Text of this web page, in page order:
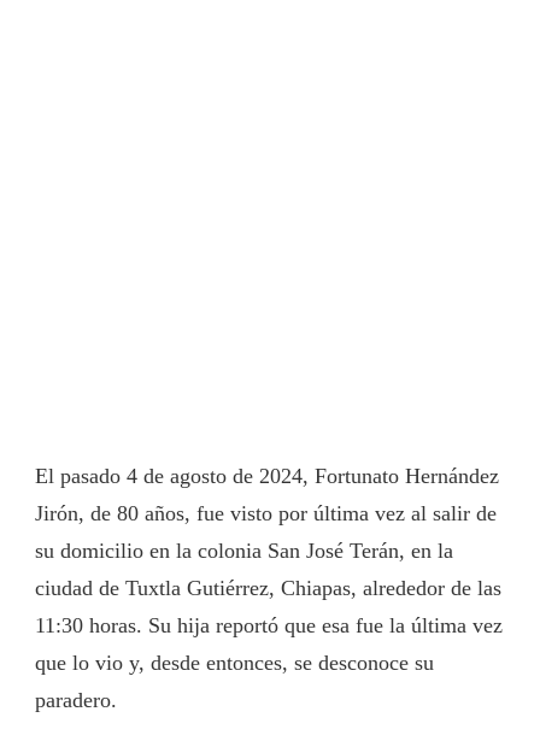
El pasado 4 de agosto de 2024, Fortunato Hernández
Jirón, de 80 años, fue visto por última vez al salir de
su domicilio en la colonia San José Terán, en la
ciudad de Tuxtla Gutiérrez, Chiapas, alrededor de las
11:30 horas. Su hija reportó que esa fue la última vez
que lo vio y, desde entonces, se desconoce su
paradero.